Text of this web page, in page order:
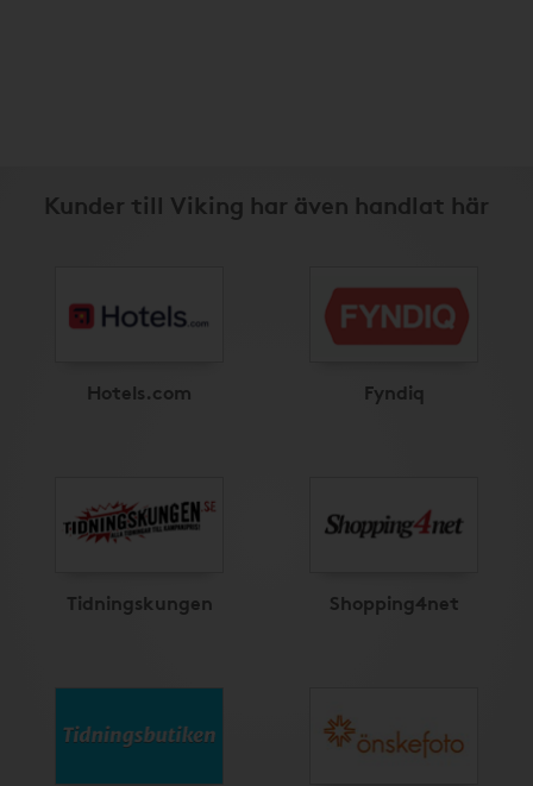
Kunder till Viking har även handlat här
Hotels.com Fyndiq
Tidningskungen Shopping4net